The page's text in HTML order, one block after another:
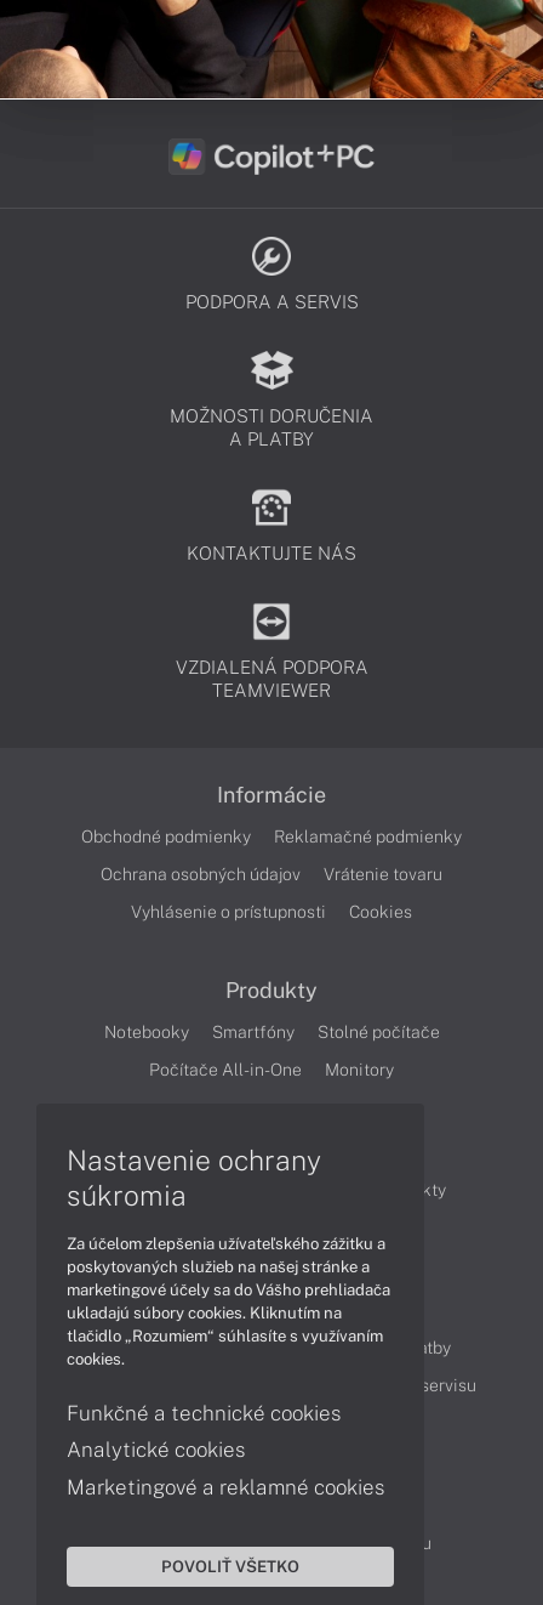
PODPORA A SERVIS
MOŽNOSTI DORUČENIA
A PLATBY
KONTAKTUJTE NÁS
VZDIALENÁ PODPORA
TEAMVIEWER
Informácie
Obchodné podmienky
Reklamačné podmienky
Ochrana osobných údajov
Vrátenie tovaru
Vyhlásenie o prístupnosti
Cookies
Produkty
Notebooky Smartfóny
Stolné počítače
Počítače All-in-One
Monitory
Články
Obchodné informácie
Produkty
Obsah
Ako nakupovať
Možnosti doručenia a platby
Cenník servisu
Kontakty
043 4224 771
Servisné oddelenie
Reklamácia tovaru
Nastavenie ochrany
súkromia
Za účelom zlepšenia užívateľského zážitku a
poskytovaných služieb na našej stránke a
marketingové účely sa do Vášho prehliadača
ukladajú súbory cookies. Kliknutím na
tlačidlo „Rozumiem“ súhlasíte s využívaním
cookies.
Funkčné a technické cookies
Analytické cookies
Marketingové a reklamné cookies
POVOLIŤ VŠETKO